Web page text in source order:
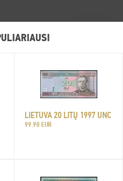
LIETUVA 20 LITŲ 1997 UNC
99.90 EUR